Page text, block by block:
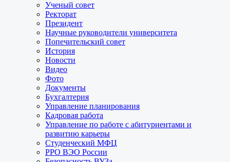
Ученый совет
Ректорат
Президент
Научные руководители университета
Попечительский совет
История
Новости
Видео
Фото
Документы
Бухгалтерия
Управление планирования
Кадровая работа
Управление по работе с абитуриентами и
развитию карьеры
Студенческий МФЦ
РРО ВЭО России